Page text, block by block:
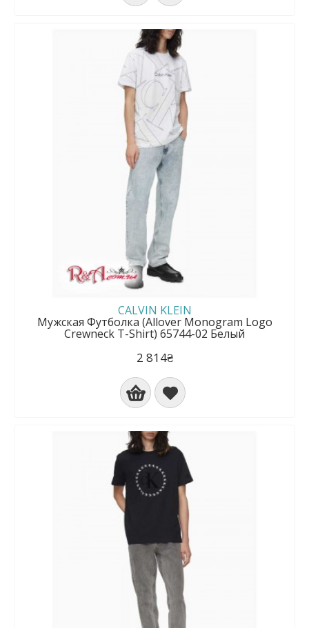
CALVIN KLEIN
Мужская Футболка (Allover Monogram Logo
Crewneck T-Shirt) 65744-02 Белый
2 814₴